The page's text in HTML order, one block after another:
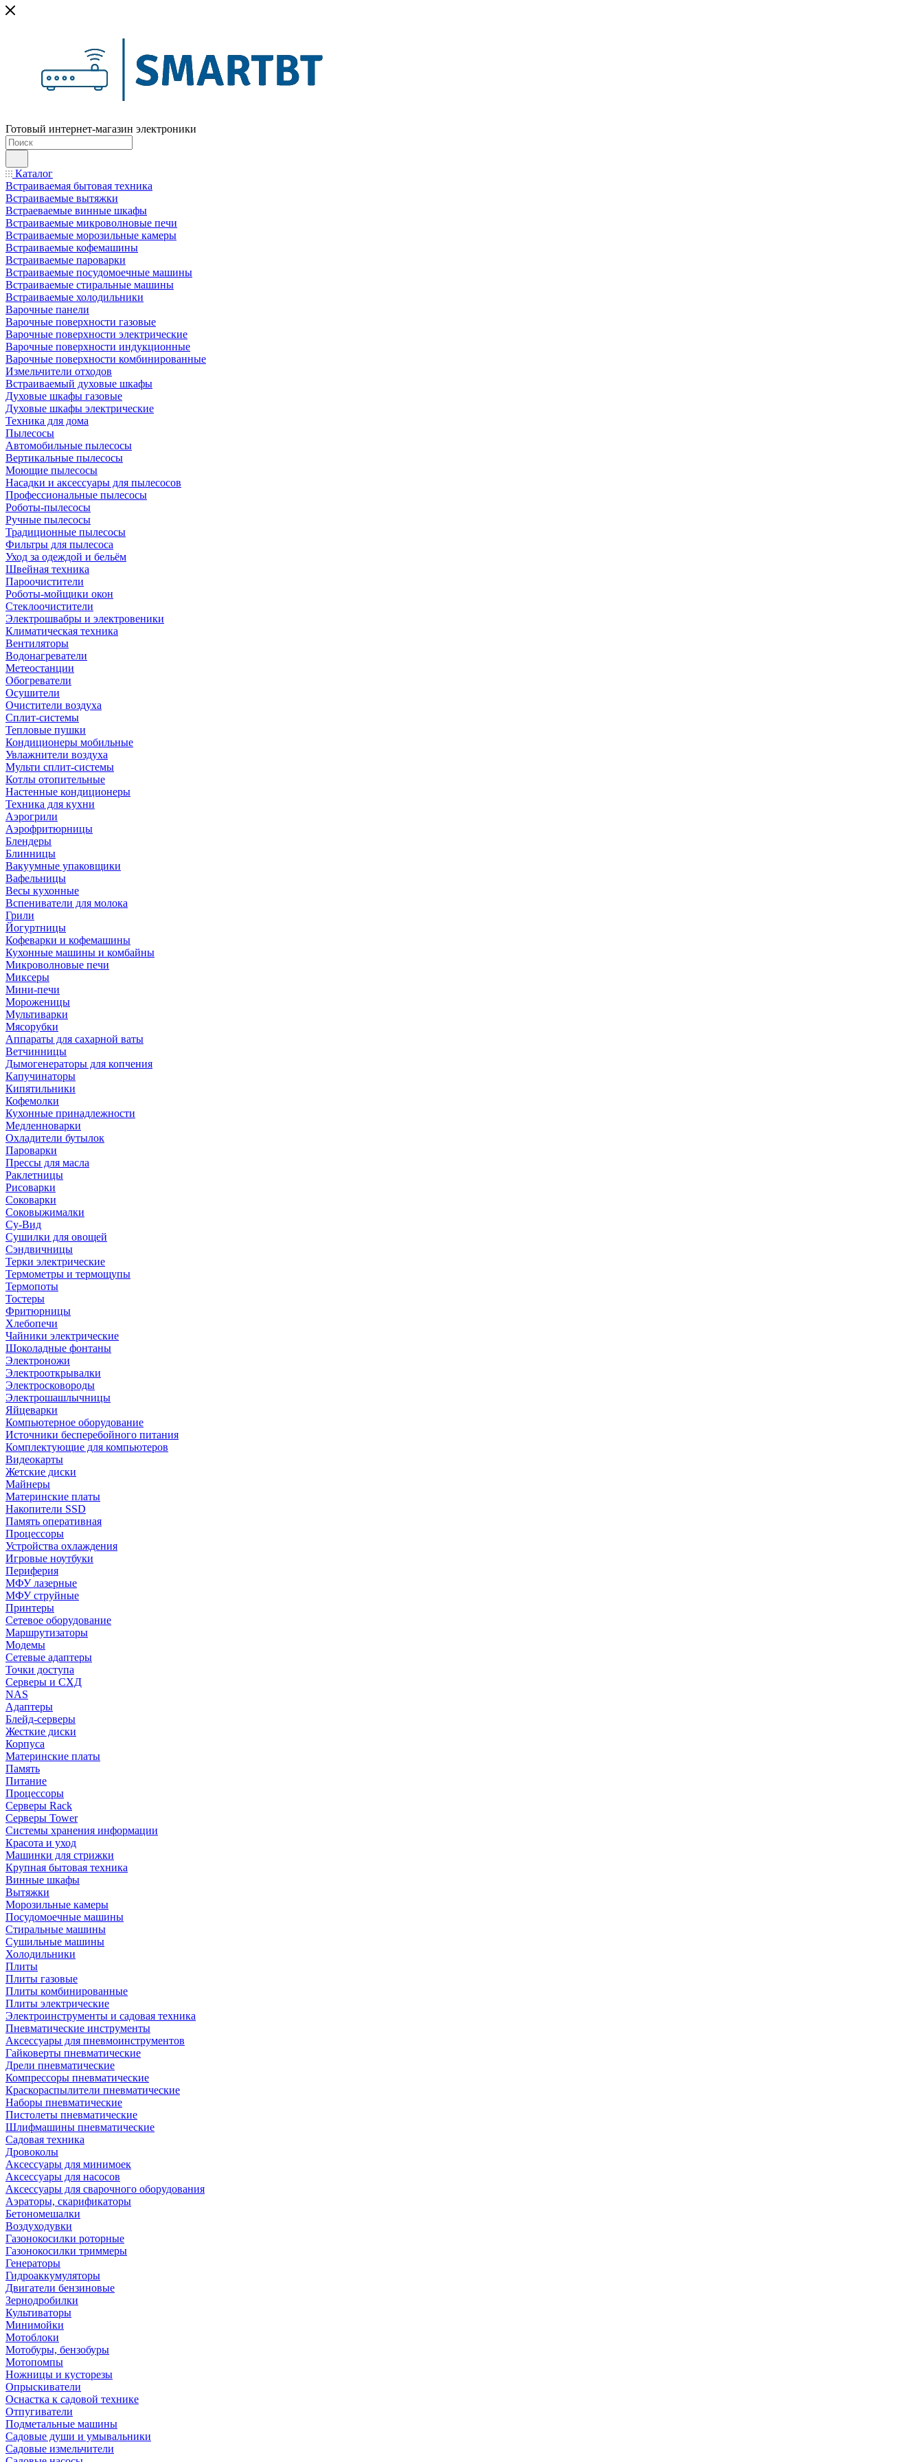
Готовый интернет-магазин электроники
Каталог
Встраиваемая бытовая техника
Встраиваемые вытяжки
Встраеваемые винные шкафы
Встраиваемые микроволновые печи
Встраиваемые морозильные камеры
Встраиваемые кофемашины
Встраиваемые пароварки
Встраиваемые посудомоечные машины
Встраиваемые стиральные машины
Встраиваемые холодильники
Варочные панели
Варочные поверхности газовые
Варочные поверхности электрические
Варочные поверхности индукционные
Варочные поверхности комбинированные
Измельчители отходов
Встраиваемый духовые шкафы
Духовые шкафы газовые
Духовые шкафы электрические
Техника для дома
Пылесосы
Автомобильные пылесосы
Вертикальные пылесосы
Моющие пылесосы
Насадки и аксессуары для пылесосов
Профессиональные пылесосы
Роботы-пылесосы
Ручные пылесосы
Традиционные пылесосы
Фильтры для пылесоса
Уход за одеждой и бельём
Швейная техника
Пароочистители
Роботы-мойщики окон
Стеклоочистители
Электрошвабры и электровеники
Климатическая техника
Вентиляторы
Водонагреватели
Метеостанции
Обогреватели
Осушители
Очистители воздуха
Сплит-системы
Тепловые пушки
Кондиционеры мобильные
Увлажнители воздуха
Мульти сплит-системы
Котлы отопительные
Настенные кондиционеры
Техника для кухни
Аэрогрили
Аэрофритюрницы
Блендеры
Блинницы
Вакуумные упаковщики
Вафельницы
Весы кухонные
Вспениватели для молока
Грили
Йогуртницы
Кофеварки и кофемашины
Кухонные машины и комбайны
Микроволновые печи
Миксеры
Мини-печи
Мороженицы
Мультиварки
Мясорубки
Аппараты для сахарной ваты
Ветчинницы
Дымогенераторы для копчения
Капучинаторы
Кипятильники
Кофемолки
Кухонные принадлежности
Медленноварки
Охладители бутылок
Пароварки
Прессы для масла
Раклетницы
Рисоварки
Соковарки
Соковыжималки
Су-Вид
Сушилки для овощей
Сэндвичницы
Терки электрические
Термометры и термощупы
Термопоты
Тостеры
Фритюрницы
Хлебопечи
Чайники электрические
Шоколадные фонтаны
Электроножи
Электрооткрывалки
Электросковороды
Электрошашлычницы
Яйцеварки
Компьютерное оборудование
Источники бесперебойного питания
Комплектующие для компьютеров
Видеокарты
Жетские диски
Майнеры
Материнские платы
Накопители SSD
Память оперативная
Процессоры
Устройства охлаждения
Игровые ноутбуки
Периферия
МФУ лазерные
МФУ струйные
Принтеры
Сетевое оборудование
Маршрутизаторы
Модемы
Сетевые адаптеры
Точки доступа
Серверы и СХД
NAS
Адаптеры
Блейд-серверы
Жесткие диски
Корпуса
Материнские платы
Память
Питание
Процессоры
Серверы Rack
Серверы Tower
Системы хранения информации
Красота и уход
Машинки для стрижки
Крупная бытовая техника
Винные шкафы
Вытяжки
Морозильные камеры
Посудомоечные машины
Стиральные машины
Сушильные машины
Холодильники
Плиты
Плиты газовые
Плиты комбинированные
Плиты электрические
Электроинструменты и садовая техника
Пневматические инструменты
Аксессуары для пневмоинструментов
Гайковерты пневматические
Дрели пневматические
Компрессоры пневматические
Краскораспылители пневматические
Наборы пневматические
Пистолеты пневматические
Шлифмашины пневматические
Садовая техника
Дровоколы
Аксессуары для минимоек
Аксессуары для насосов
Аксессуары для сварочного оборудования
Аэраторы, скарификаторы
Бетономешалки
Воздуходувки
Газонокосилки роторные
Газонокосилки триммеры
Генераторы
Гидроаккумуляторы
Двигатели бензиновые
Зернодробилки
Культиваторы
Минимойки
Мотоблоки
Мотобуры, бензобуры
Мотопомпы
Ножницы и кусторезы
Опрыскиватели
Оснастка к садовой технике
Отпугиватели
Подметальные машины
Садовые души и умывальники
Садовые измельчители